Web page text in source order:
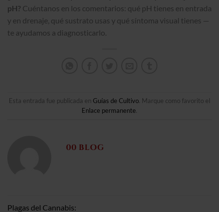
pH? Cuéntanos en los comentarios: qué pH tienes en entrada
y en drenaje, qué sustrato usas y qué síntoma visual tienes —
te ayudamos a diagnosticarlo.
Esta entrada fue publicada en Guías de Cultivo . Marque como favorito el
Enlace permanente
00 BLOG
Plagas del Cannabis: